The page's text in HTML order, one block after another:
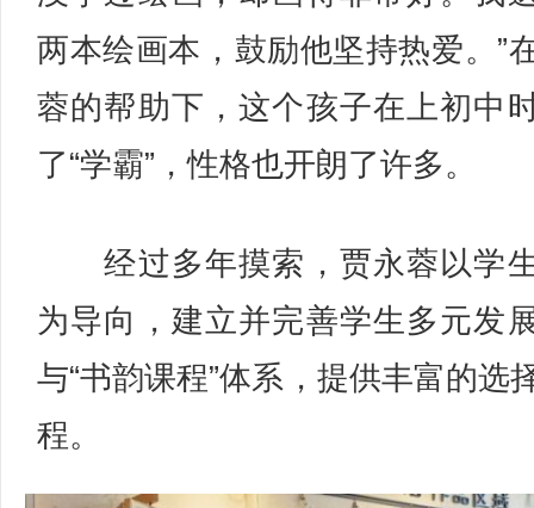
两本绘画本，鼓励他坚持热爱。”
蓉的帮助下，这个孩子在上初中
了“学霸”，性格也开朗了许多。
经过多年摸索，贾永蓉以学
为导向，建立并完善学生多元发
与“书韵课程”体系，提供丰富的选
程。